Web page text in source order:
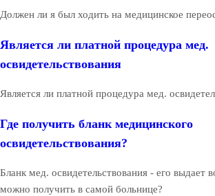
Должен ли я был ходить на медицинское
Является ли платной процедура мед.
освидетельствования
Является ли платной процедура мед.
Где получить бланк медицинского
освидетельствования?
Бланк мед. освидетельствования - его выдает
можно получить в самой больнице?